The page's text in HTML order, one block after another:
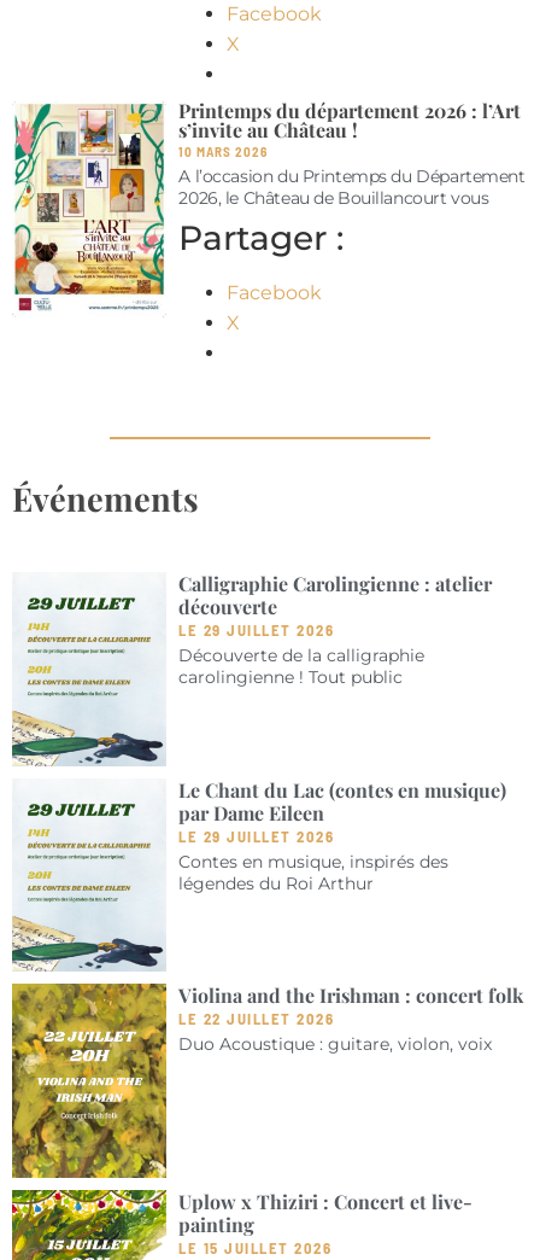
Facebook
X
Printemps du département 2026 : l’Art
s’invite au Château !
10 MARS 2026
A l’occasion du Printemps du Département
2026, le Château de Bouillancourt vous
Partager :
Facebook
X
Événements
Calligraphie Carolingienne : atelier
découverte
LE 29 JUILLET 2026
Découverte de la calligraphie
carolingienne ! Tout public
Le Chant du Lac (contes en musique)
par Dame Eileen
LE 29 JUILLET 2026
Contes en musique, inspirés des
légendes du Roi Arthur
Violina and the Irishman : concert folk
LE 22 JUILLET 2026
Duo Acoustique : guitare, violon, voix
Uplow x Thiziri : Concert et live-
painting
LE 15 JUILLET 2026